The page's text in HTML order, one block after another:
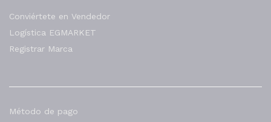
Conviértete en Vendedor
Logística EGMARKET
Registrar Marca
Método de pago